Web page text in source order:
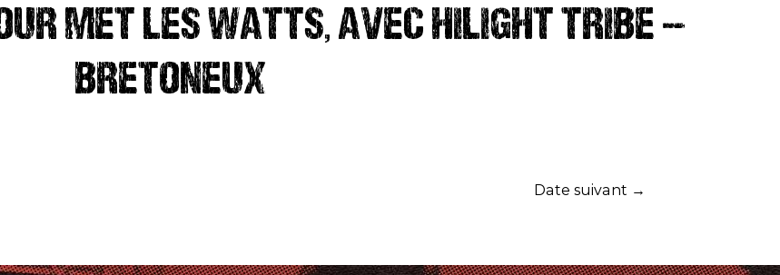
MET LES WATTS, AVEC HILIGHT TRIBE –
BRETONEUX
Date suivant →